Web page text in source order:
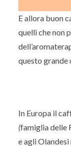
E allora buon
quelli che non
questo grande
In Europa il
(famiglia delle
e agli Olandesi